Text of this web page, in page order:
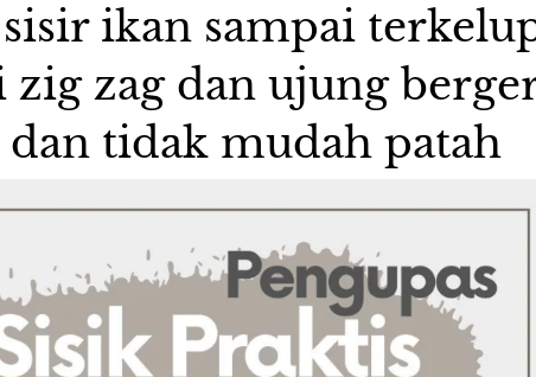
ikan sampai
zig zag dan ujung
dan tidak mudah patah